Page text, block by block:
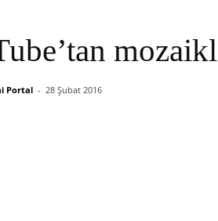
Portal - 28 Şubat 2016